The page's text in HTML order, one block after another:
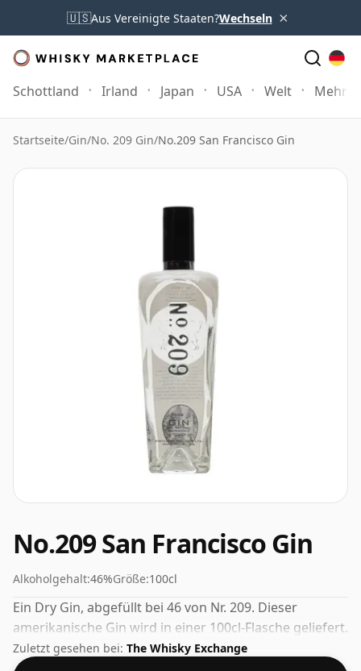
🇺🇸Aus Vereinigte Staaten?Wechseln ×
Schottland Irland Japan USA Welt Mehr
Startseite/Gin/No. 209 Gin/No.209 San Francisco Gin
No.209 San Francisco Gin
Alkoholgehalt:46%Größe:100cl
Ein Dry Gin, abgefüllt bei 46 von Nr. 209. Dieser
amerikanische Gin wird in einer 100cl-Flasche geliefert.
Zuletzt gesehen bei: The Whisky Exchange